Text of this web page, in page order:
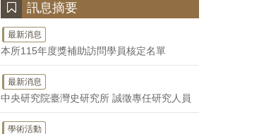
訊息摘要
最新消息
本所115年度獎補助訪問學員核定名單
最新消息
中央研究院臺灣史研究所 誠徵專任研究人員
學術活動